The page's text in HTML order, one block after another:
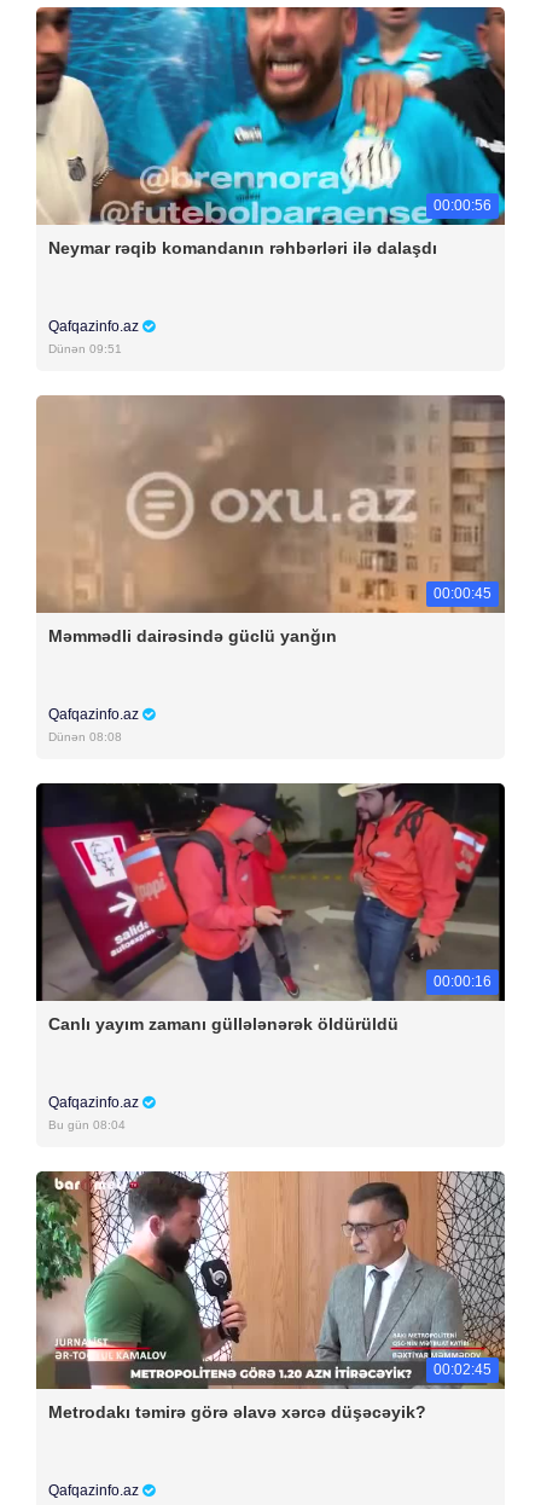
00:00:56
Neymar rəqib komandanın rəhbərləri ilə dalaşdı
Qafqazinfo.az
Dünən 09:51
00:00:45
Məmmədli dairəsində güclü yanğın
Qafqazinfo.az
Dünən 08:08
00:00:16
Canlı yayım zamanı güllələnərək öldürüldü
Qafqazinfo.az
Bu gün 08:04
00:02:45
Metrodakı təmirə görə əlavə xərcə düşəcəyik?
Qafqazinfo.az